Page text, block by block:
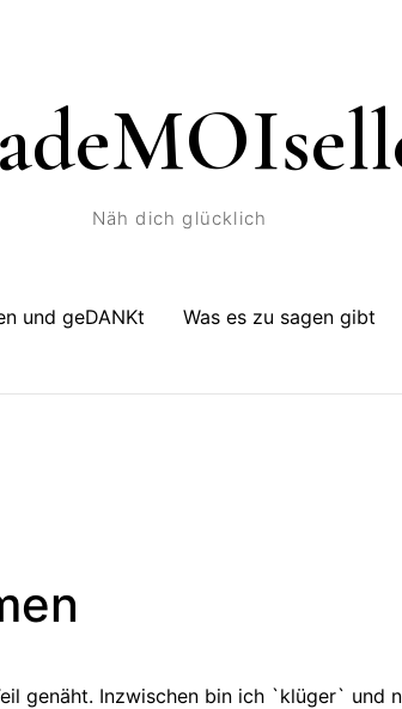
Näh dich glücklich
und geDANKt Was es zu sagen gibt
genäht. Inzwischen bin ich `klüger` und